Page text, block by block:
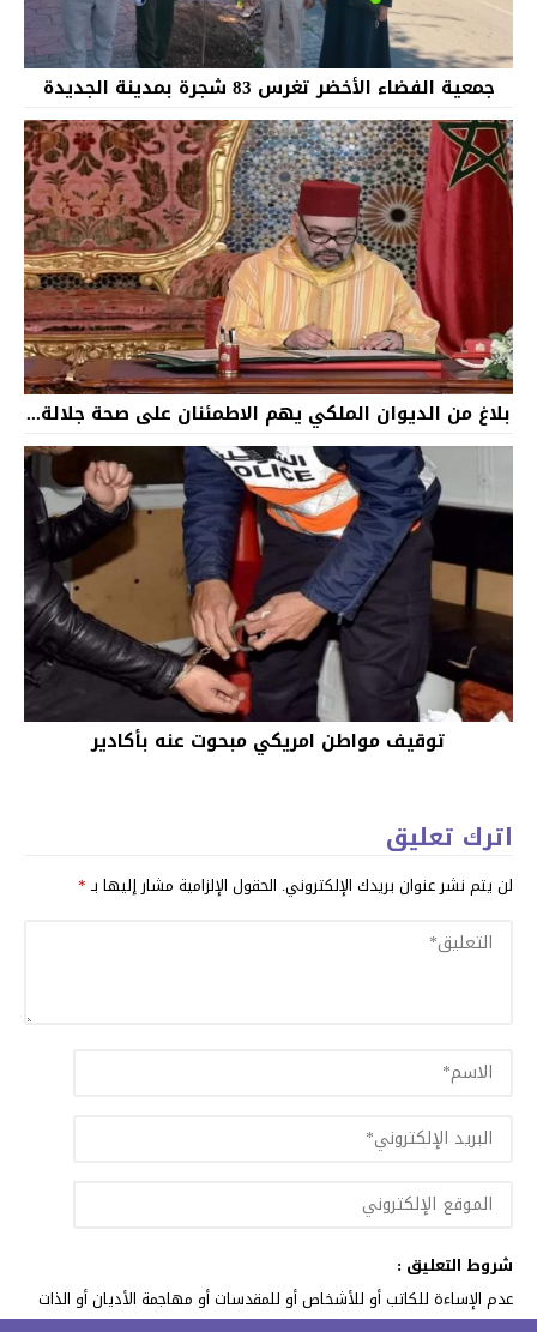
جمعية الفضاء الأخضر تغرس 83 شجرة بمدينة الجديدة
بلاغ من الديوان الملكي يهم الاطمئنان على صحة جلالة...
توقيف مواطن امريكي مبحوت عنه بأكادير
اترك تعليق
لن يتم نشر عنوان بريدك الإلكتروني. الحقول الإلزامية مشار إليها بـ*
شروط التعليق :
عدم الإساءة للكاتب أو للأشخاص أو للمقدسات أو مهاجمة الأديان أو الذات